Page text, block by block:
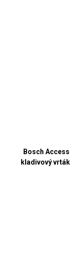
Bosch
kladivový